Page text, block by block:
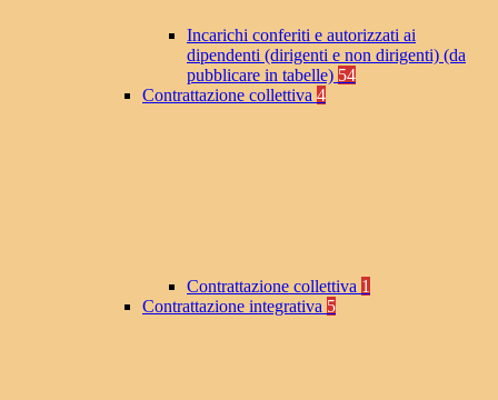
Incarichi conferiti e autorizzati ai
dipendenti (dirigenti e non dirigenti) (da
pubblicare in tabelle) 54
Contrattazione collettiva 4
Contrattazione collettiva 1
Contrattazione integrativa 5